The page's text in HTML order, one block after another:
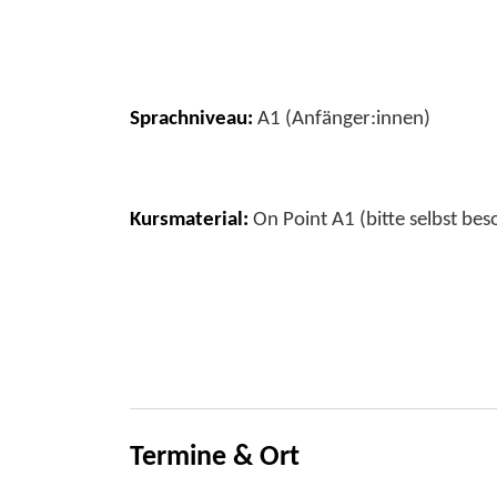
Sprachniveau: A1 (Anfänger:innen)
Kursmaterial: On Point A1 (bitte selbst
Termine & Ort